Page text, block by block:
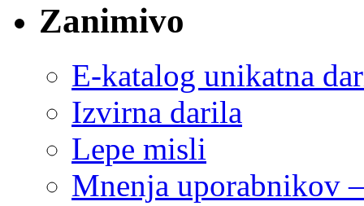
Zanimivo
E-katalog unikatna
Izvirna darila
Lepe misli
Mnenja uporabnikov